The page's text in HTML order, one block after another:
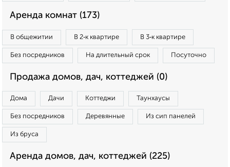
Аренда комнат (173)
В общежитии В 2‑к квартире В 3‑к квартире
Без посредников На длительный срок Посуточно
Продажа домов, дач, коттеджей (0)
Дома Дачи Коттеджи Таунхаусы
Без посредников Деревянные Из сип панелей
Из бруса
Аренда домов, дач, коттеджей (225)